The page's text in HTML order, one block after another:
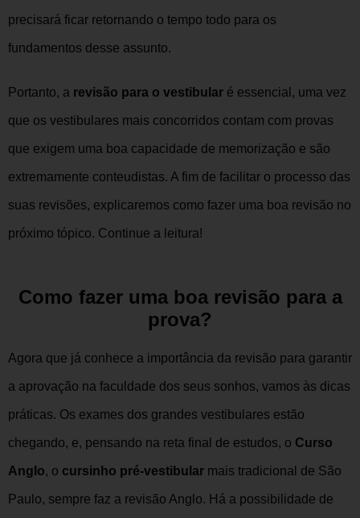
precisará ficar retornando o tempo todo para os
fundamentos desse assunto.
Portanto, a revisão para o vestibular é essencial, uma vez
que os vestibulares mais concorridos contam com provas
que exigem uma boa capacidade de memorização e são
extremamente conteudistas. A fim de facilitar o processo das
suas revisões, explicaremos como fazer uma boa revisão no
próximo tópico. Continue a leitura!
Como fazer uma boa revisão para a
prova?
Agora que já conhece a importância da revisão para garantir
a aprovação na faculdade dos seus sonhos, vamos às dicas
práticas. Os exames dos grandes vestibulares estão
chegando, e, pensando na reta final de estudos, o Curso
Anglo, o cursinho pré-vestibular mais tradicional de São
Paulo, sempre faz a revisão Anglo. Há a possibilidade de